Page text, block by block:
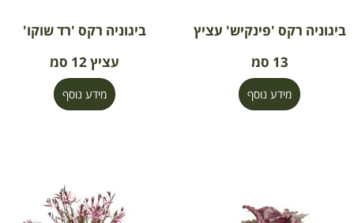
ביגוניה רקס 'פינקיש' עציץ
13 סמ
מידע נוסף
ביגוניה רקס 'רד שוקו'
עציץ 12 סמ
מידע נוסף